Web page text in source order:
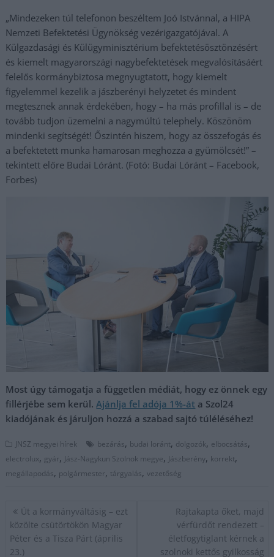
„Mindezeken túl telefonon beszéltem Joó Istvánnal, a HIPA
Nemzeti Befektetési Ügynökség vezérigazgatójával. A
Külgazdasági és Külügyminisztérium befektetésösztönzésért
és kiemelt magyarországi nagybefektetések megvalósításáért
felelős kormánybiztosa megnyugtatott, hogy kiemelt
figyelemmel kezelik a jászberényi helyzetet és mindent
megtesznek annak érdekében, hogy – ha más profillal is – de
tovább tudjon üzemelni a nagymúltú telephely. Köszönöm
mindenki segítségét! Őszintén hiszem, hogy az összefogás és
a befektetett munka hamarosan meghozza a gyümölcsét!” –
tekintett előre Budai Lóránt. (Fotó: Budai Lóránt – Facebook,
Forbes)
Most úgy támogatja a független médiát, hogy ez önnek egy
fillérjébe sem kerül.Ajánlja fel adója 1%-át a Szol24
kiadójának és járuljon hozzá a szabad sajtó túléléséhez!
JNSZ megyei hírek bezárás, budai loránt, dolgozók, elbocsátás,
electrolux, gyár, Jász-Nagykun Szolnok megye, Jászberény, korrekt,
megállapodás, polgármester, tárgyalás,vezetőség
Bejegyzés
navigáció
Út a kormányváltásig – ezt
közölte csütörtökön Magyar
Péter és a Tisza Párt (április
23.)
Rajtakapta őket, majd
vérfürdőt rendezett –
életfogytiglant kérnek a
szolnoki kettős gyilkosság